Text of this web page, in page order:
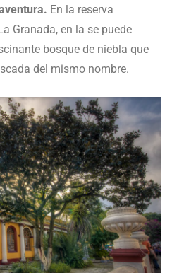
En la reserva
Granada, en la se puede
bosque de niebla que
del mismo nombre.